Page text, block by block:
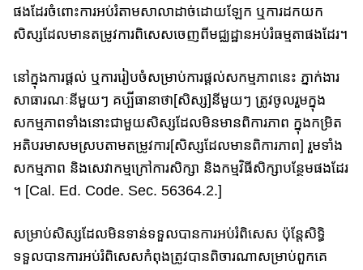
ផងដែរ​ចំពោះការអប់រំ​តាមសាលា​ដាច់ដោយឡែក ឬការដកយក​
សិស្ស​ដែល​​មាន​​តម្រូវ​ការ​​ពិសេសចេញ​ពីមជ្ឈដ្ឋានអប់រំធម្មតាផងដែរ។
នៅ​​ក្នុងការផ្ដល់ ឬការ​រៀបចំសម្រាប់​ការ​ផ្តល់​​សកម្មភាពនេះ ភ្នាក់ងារ
សាធារណៈ​នីមួយៗ គប្បីធានាថា​[សិស្ស]​នីមួយ​ៗ​ ត្រូវ​ចូលរួម​ក្នុង
សកម្មភាពទាំងនោះជា​មួយ​សិស្សដែលមិនមានពិការភាព ​ក្នុងកម្រិត​
អតិបរមា​​សមស្របតាម​តម្រូវការ​[សិស្ស​ដែលមានពិការភាព] រួមទាំង
សកម្មភាព និងសេវាក​ម្មក្រៅការ​សិក្សា និង​កម្មវិធីសិក្សាបន្ថែម​ផងដែរ​
។ [Cal. Ed. Code. Sec. 56364.2.]
សម្រាប់សិស្សដែលមិនទាន់ទទួលបានការអប់រំពិសេស ប៉ុន្តែសិទ្ធិ
ទទួលបា​ន​ការ​អ​ប់រំ​ពិសេស​កំពុង​ត្រូវ​បាន​ពិចារណាសម្រាប់ពួកគេ​